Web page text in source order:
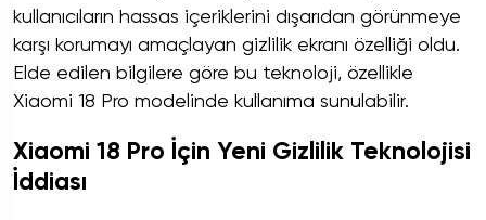
kullanıcıların hassas içeriklerini dışarıdan görünmeye
karşı korumayı amaçlayan gizlilik ekranı özelliği oldu.
Elde edilen bilgilere göre bu teknoloji, özellikle
Xiaomi 18 Pro modelinde kullanıma sunulabilir.
Xiaomi 18 Pro İçin Yeni Gizlilik Teknolojisi
İddiası